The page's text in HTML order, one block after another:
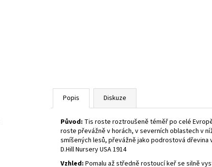
Popis Diskuze
Původ: Tis roste roztroušeně téměř po celé
roste převážně v horách, v severních oblastech v
smíšených lesů, převážně jako podrostová
D.Hill Nursery USA 1914
Vzhled: Pomalu až středně rostoucí keř se silně